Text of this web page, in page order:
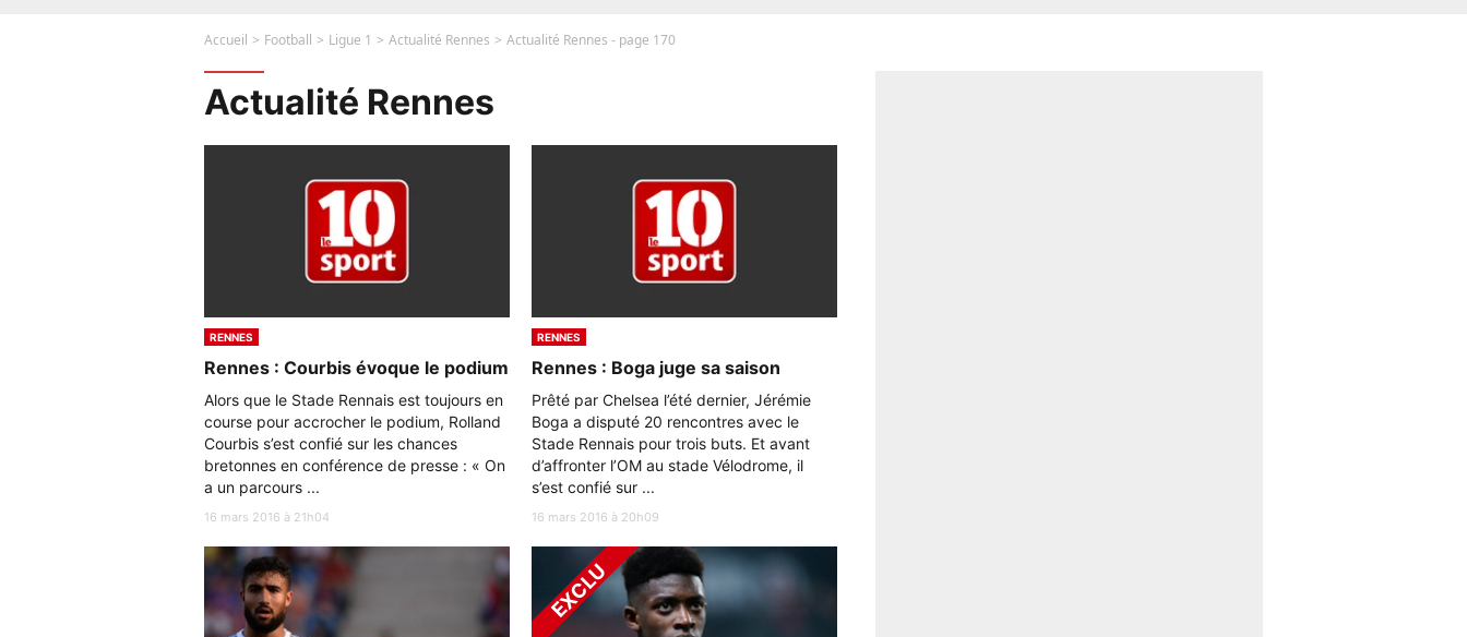
Accueil Football Ligue 1 Actualité Rennes Actualité Rennes - page 170
Actualité Rennes
RENNES
Rennes : Courbis évoque le podium
Alors que le Stade Rennais est toujours en
course pour accrocher le podium, Rolland
Courbis s’est confié sur les chances
bretonnes en conférence de presse : « On
a un parcours ...
16 mars 2016 à 21h04
RENNES
Rennes : Boga juge sa saison
Prêté par Chelsea l’été dernier, Jérémie
Boga a disputé 20 rencontres avec le
Stade Rennais pour trois buts. Et avant
d’affronter l’OM au stade Vélodrome, il
s’est confié sur ...
16 mars 2016 à 20h09